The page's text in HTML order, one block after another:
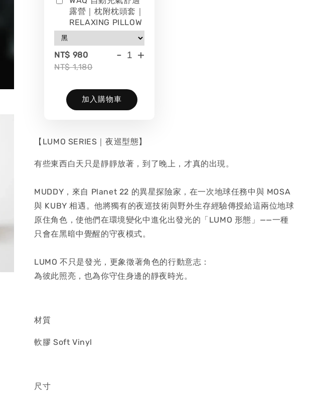
露營｜枕附枕頭套｜
RELAXING PILLOW
NT$ 980
NT$ 1,180
- +
加入購物車
【LUMO SERIES｜夜巡型態】
有些東西白天只是靜靜放著，到了晚上，才真的出現。
MUDDY，來自 Planet 22 的異星探險家，在一次地球任務中與 MOSA
與 KUBY 相遇。他將獨有的夜巡技術與野外生存經驗傳授給這兩位地球
原住角色，使他們在環境變化中進化出發光的「LUMO 形態」——一種
只會在黑暗中覺醒的守夜模式。
LUMO 不只是發光，更象徵著角色的行動意志：
為彼此照亮，也為你守住身邊的靜夜時光。
材質
軟膠 Soft Vinyl
尺寸